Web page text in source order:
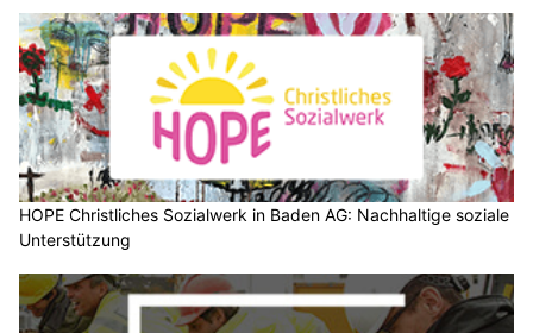
HOPE Christliches Sozialwerk in Baden AG: Nachhaltige soziale
Unterstützung